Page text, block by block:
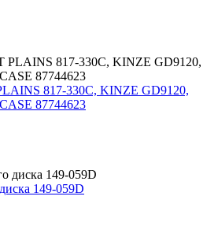
817-330C, KINZE GD9120,
87744623
149-059D